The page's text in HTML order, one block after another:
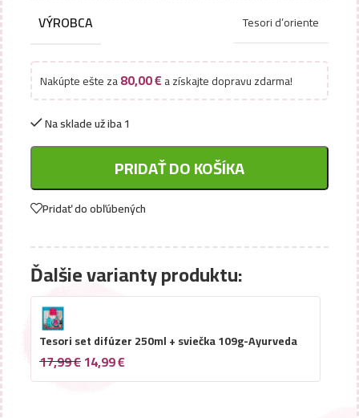
VÝROBCA Tesori d’oriente
Nakúpte ešte za80,00€a získajte dopravu zdarma!
Na sklade už iba 1
PRIDAŤ DO KOŠÍKA
Pridať do obľúbených
Ďalšie varianty produktu:
Tesori set difúzer 250ml + sviečka 109g-Ayurveda
17,99€14,99€